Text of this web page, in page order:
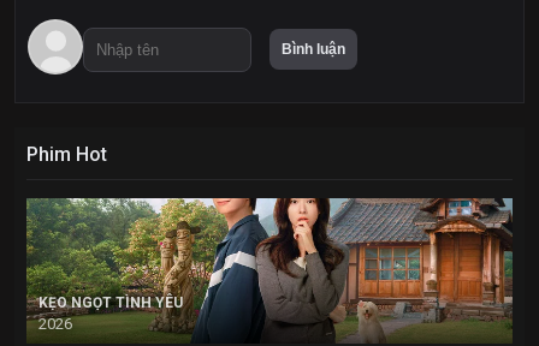
Phim Hot
KẸO NGỌT TÌNH YÊU
2026